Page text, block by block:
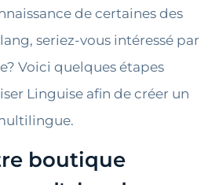
de certaines des
seriez-vous intéressé par
Voici quelques étapes
Linguise afin de créer un
boutique